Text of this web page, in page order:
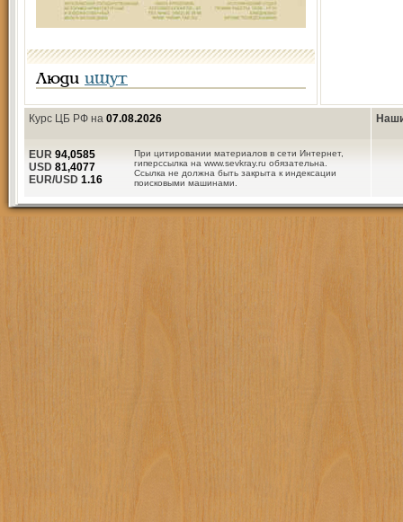
Люди ищут
Курс ЦБ РФ на 07.08.2026
При цитировании материалов в сети Интернет,
гиперссылка на www.sevkray.ru обязательна.
Ссылка не должна быть закрыта к индексации
поисковыми машинами.
EUR 94,0585
USD 81,4077
EUR/USD 1.16